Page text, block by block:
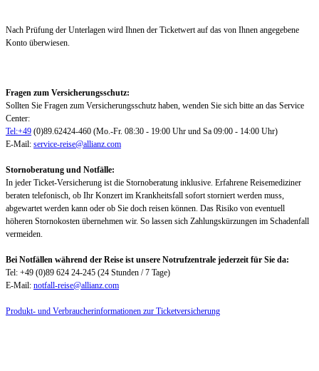
Nach Prüfung der Unterlagen wird Ihnen der Ticketwert auf das von Ihnen angegebene
Konto überwiesen.
Fragen zum Versicherungsschutz:
Sollten Sie Fragen zum Versicherungsschutz haben, wenden Sie sich bitte an das Service
Center:
Tel:+49 (0)89.62424-460 (Mo.-Fr. 08:30 - 19:00 Uhr und Sa 09:00 - 14:00 Uhr)
E-Mail: service-reise@allianz.com
Stornoberatung und Notfälle:
In jeder Ticket-Versicherung ist die Stornoberatung inklusive. Erfahrene Reisemediziner
beraten telefonisch, ob Ihr Konzert im Krankheitsfall sofort storniert werden muss,
abgewartet werden kann oder ob Sie doch reisen können. Das Risiko von eventuell
höheren Stornokosten übernehmen wir. So lassen sich Zahlungskürzungen im Schadenfall
vermeiden.
Bei Notfällen während der Reise ist unsere Notrufzentrale jederzeit für Sie da:
Tel: +49 (0)89 624 24-245 (24 Stunden / 7 Tage)
E-Mail: notfall-reise@allianz.com
Produkt- und Verbraucherinformationen zur Ticketversicherung